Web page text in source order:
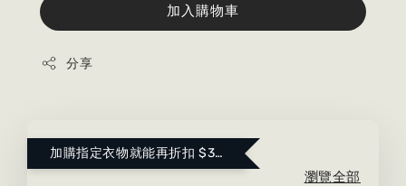
加入購物車
分享
加購指定衣物就能再折扣 $300 ！點這裡看更多～
瀏覽全部